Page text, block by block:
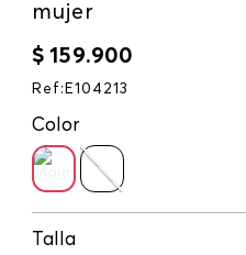
mujer
$ 159.900
Ref : E104213
Color
Talla